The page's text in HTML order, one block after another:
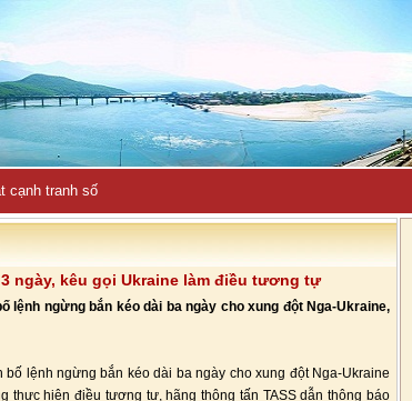
cạnh tranh số
ngày, kêu gọi Ukraine làm điều tương tự
lệnh ngừng bắn kéo dài ba ngày cho xung đột Nga-Ukraine,
lệnh ngừng bắn kéo dài ba ngày cho xung đột Nga-Ukraine
thực hiện điều tương tự, hãng thông tấn TASS dẫn thông báo